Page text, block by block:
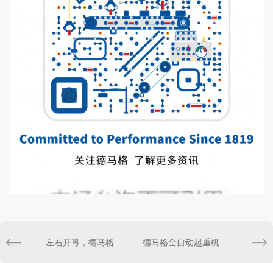
左右开弓，德马格单手操控环链电动葫芦升级为第二代DCM-II系列 德马格全自动起重机搬运秸秆应用